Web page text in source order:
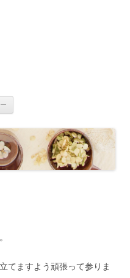
ツ
へ
ス
キ
ッ
てますよう頑張って参りま